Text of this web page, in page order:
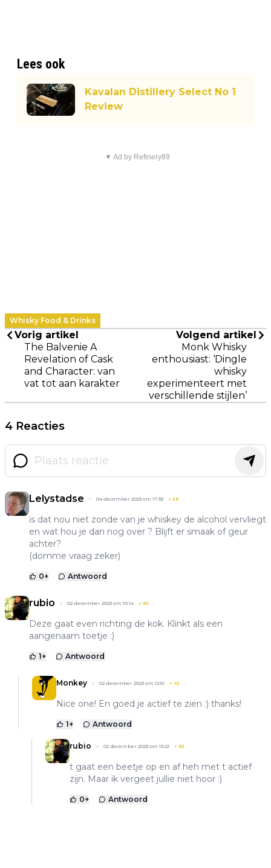
Lees ook
Kavalan Distillery Select No 1
Review
▼ Ad by Refinery89
Whisky Food & Drinks
Vorig artikel
The Balvenie A
Revelation of Cask
and Character: van
vat tot aan karakter
Volgend artikel
Monk Whisky
enthousiast: ‘Dingle
whisky
experimenteert met
verschillende stijlen’
4 Reacties
Lelystadse 04 december 2023 om 17:33 + 38
is dat nou niet zonde van je whiskey de alcohol vervliegt
en wat hou je dan nog over ? Blijft er smaak of geur
achter?
(domme vraag zeker)
0+ Antwoord
rubio 02 december 2023 om 10:14 + 83
Deze gaat even richting de kok. Klinkt als een
aangenaam toetje :)
1+ Antwoord
Monkey 02 december 2023 om 12:51 + 93
Nice one! En goed je actief te zien :) thanks!
1+ Antwoord
rubio 02 december 2023 om 13:22 + 83
t gaat een beetje op en af heh met t actief
zijn. Maar ik vergeet jullie niet hoor :)
0+ Antwoord